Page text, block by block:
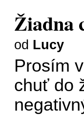
Žiadna
od Lucy
Prosím
chuť do